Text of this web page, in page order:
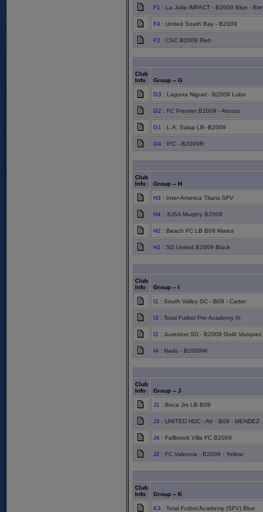
F1 : La Jolla IMPACT - B2009 Blue -
F4 : United South Bay - B2009
F2 : CSC B2009 Red
Club
Info
Group -- G
G3 : Laguna Niguel - B2009 Lubo
G2 : FC Premier B2009 - Alonzo
G1 : L.A. Salsa LB- B2009
G4 : IFC - B2009R
Club
Info
Group -- H
H3 : Inter-America Titans SFV
H4 : JUSA Murphy B2009
H2 : Beach FC LB B09 Mares
H1 : SD United B2009 Black
Club
Info
Group -- I
I1 : South Valley SC - B09 - Carter
I3 : Total Futbol Pre-Academy III
I2 : Juventus SD - B2009 Gold Vazquez
I4 : Nado - B2009W
Club
Info
Group -- J
J1 : Boca Jrs LB B09
J3 : UNITED HDC - AV - B09 - MENDEZ
J4 : Fallbrook Villa FC B2009
J2 : FC Valencia - B2009 - Yellow
Club
Info
Group -- K
K3 : Total Futbol Academy (SFV) Blue